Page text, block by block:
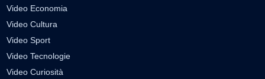
Video Economia
Video Cultura
Video Sport
Video Tecnologie
Video Curiosità